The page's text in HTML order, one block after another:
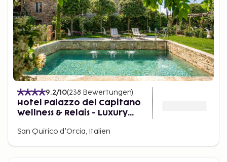
9.2/10(238 Bewertungen)
Hotel Palazzo del Capitano
Wellness & Relais - Luxury
San Quirico d'Orcia, Italien